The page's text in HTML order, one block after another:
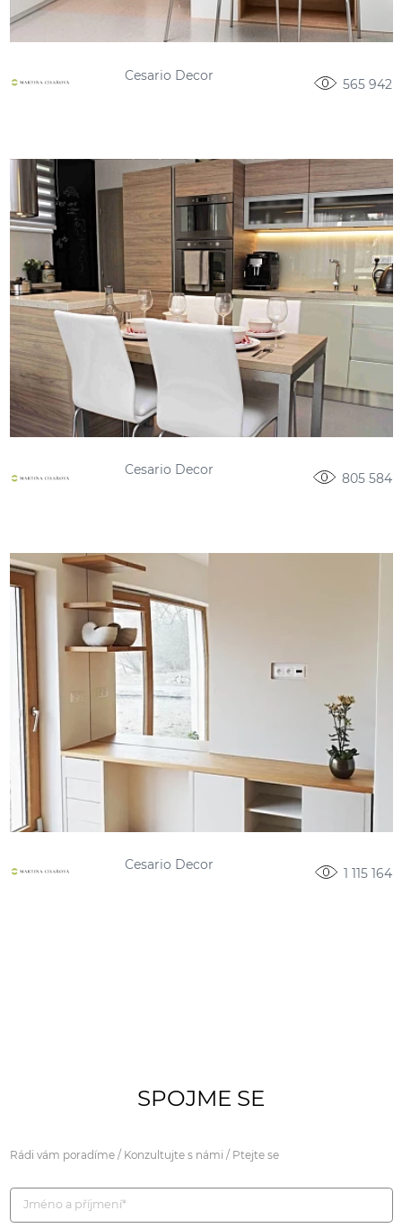
Cesario Decor
565 942
Cesario Decor
805 584
Cesario Decor
1 115 164
SPOJME SE
Rádi vám poradíme / Konzultujte s námi / Ptejte se